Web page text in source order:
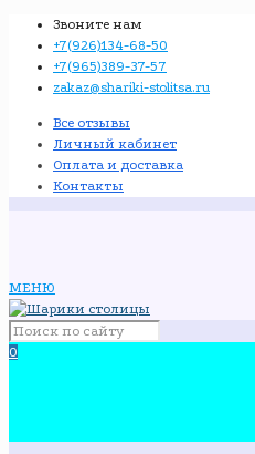
Звоните нам
+7(926)134-68-50
+7(965)389-37-57
zakaz@shariki-stolitsa.ru
Все отзывы
Личный кабинет
Оплата и доставка
Контакты
МЕНЮ
0